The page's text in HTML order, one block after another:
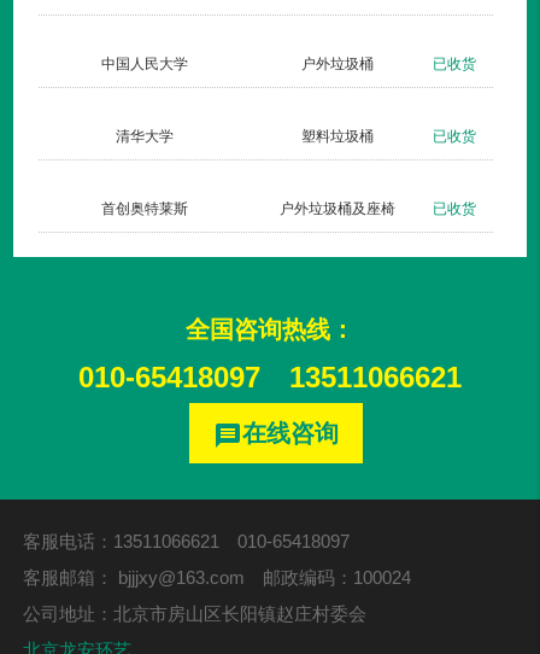
中国人民大学 户外垃圾桶 已收货
清华大学 塑料垃圾桶 已收货
首创奥特莱斯 户外垃圾桶及座椅 已收货
全国咨询热线：
010-65418097 13511066621
message在线咨询
客服电话：13511066621 010-65418097
客服邮箱： bjjjxy@163.com 邮政编码：100024
公司地址：北京市房山区长阳镇赵庄村委会
北京龙安环艺